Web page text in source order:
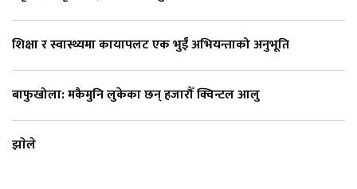
शिक्षा र स्वास्थ्यमा कायापलट एक भुईँ अभियन्ताको अनुभूति
बाफुखोला: मकैमुनि लुकेका छन् हजारौँ क्विन्टल आलु
झाेले